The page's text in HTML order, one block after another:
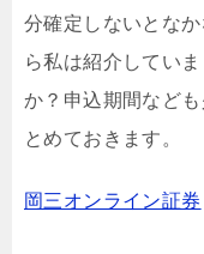
分確定しないとな
ら私は紹介してい
か？申込期間など
とめておきます。
岡三オンライン証券